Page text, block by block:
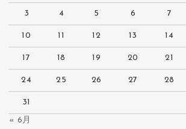
3 4 5 6 7
10 11 12 13 14
17 18 19 20 21
24 25 26 27 28
31
« 6月